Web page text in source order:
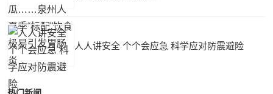
人人讲安全 个个会应急 科学应对防震避险